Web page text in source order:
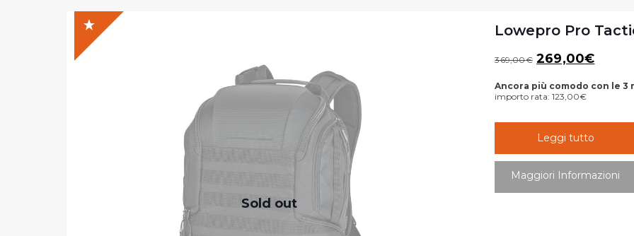
Sold out
Lowepro Pro
369,00€ Il
originale
269,00€Il
Ancora più comodo con le 3
importo rata:123,00€
Leggi tutto
Maggiori Informazioni